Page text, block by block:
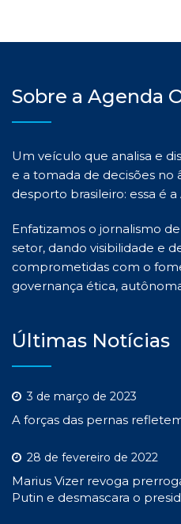
Sobre a Agenda
Um veículo que analisa e
e a tomada de decisões no
desporto brasileiro: essa é
Enfatizamos o jornalismo
setor, dando visibilidade e
comprometidas com o
governança ética,
Últimas Notícias
3 de março de 2023
A forças das pernas
28 de fevereiro de 2022
Marius Vizer revoga
Putin e desmascara o